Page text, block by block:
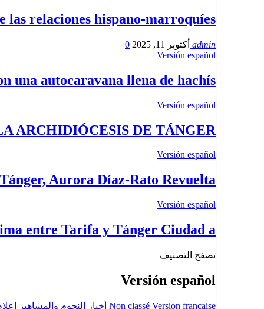
las relaciones hispano-marroquíes
admin أكتوبر 11, 2025
0
Versión español
una autocaravana llena de hachís
Versión español
ARCHIDIÓCESIS DE TÁNGER
Versión español
Aurora Díaz-Rato Revuelta,…
Versión español
entre Tarifa y Tánger Ciudad a…
تصفح التصنيف
Versión español
Non classé Version francaise أخبار النجوم والمشاهير